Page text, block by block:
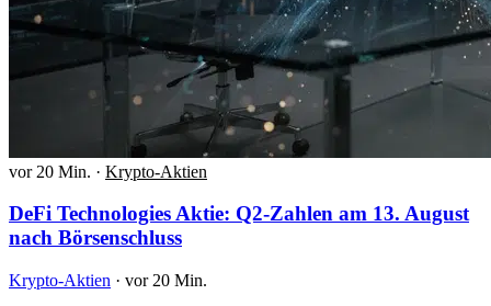
vor 20 Min. · Krypto-Aktien
DeFi Technologies Aktie: Q2-Zahlen am 13. August
nach Börsenschluss
Krypto-Aktien · vor 20 Min.